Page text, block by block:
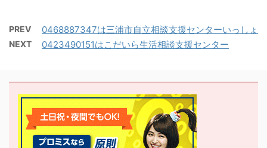
PREV 0468887347は三浦市自立相談支援センターいっしょ
NEXT 0423490151はこだいら生活相談支援センター